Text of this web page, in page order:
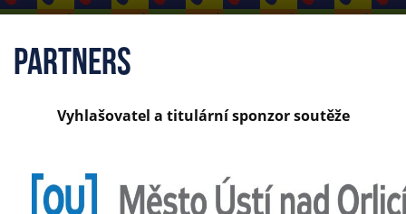
Partners
Vyhlašovatel a titulární sponzor soutěže